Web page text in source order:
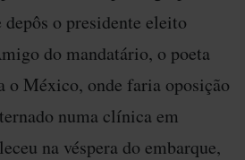
o presidente eleito
do mandatário, o poeta
o México, onde faria oposição
numa clínica em
na véspera do embarque,